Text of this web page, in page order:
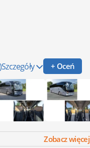
Szczegóły + Oceń
Zobacz więcej